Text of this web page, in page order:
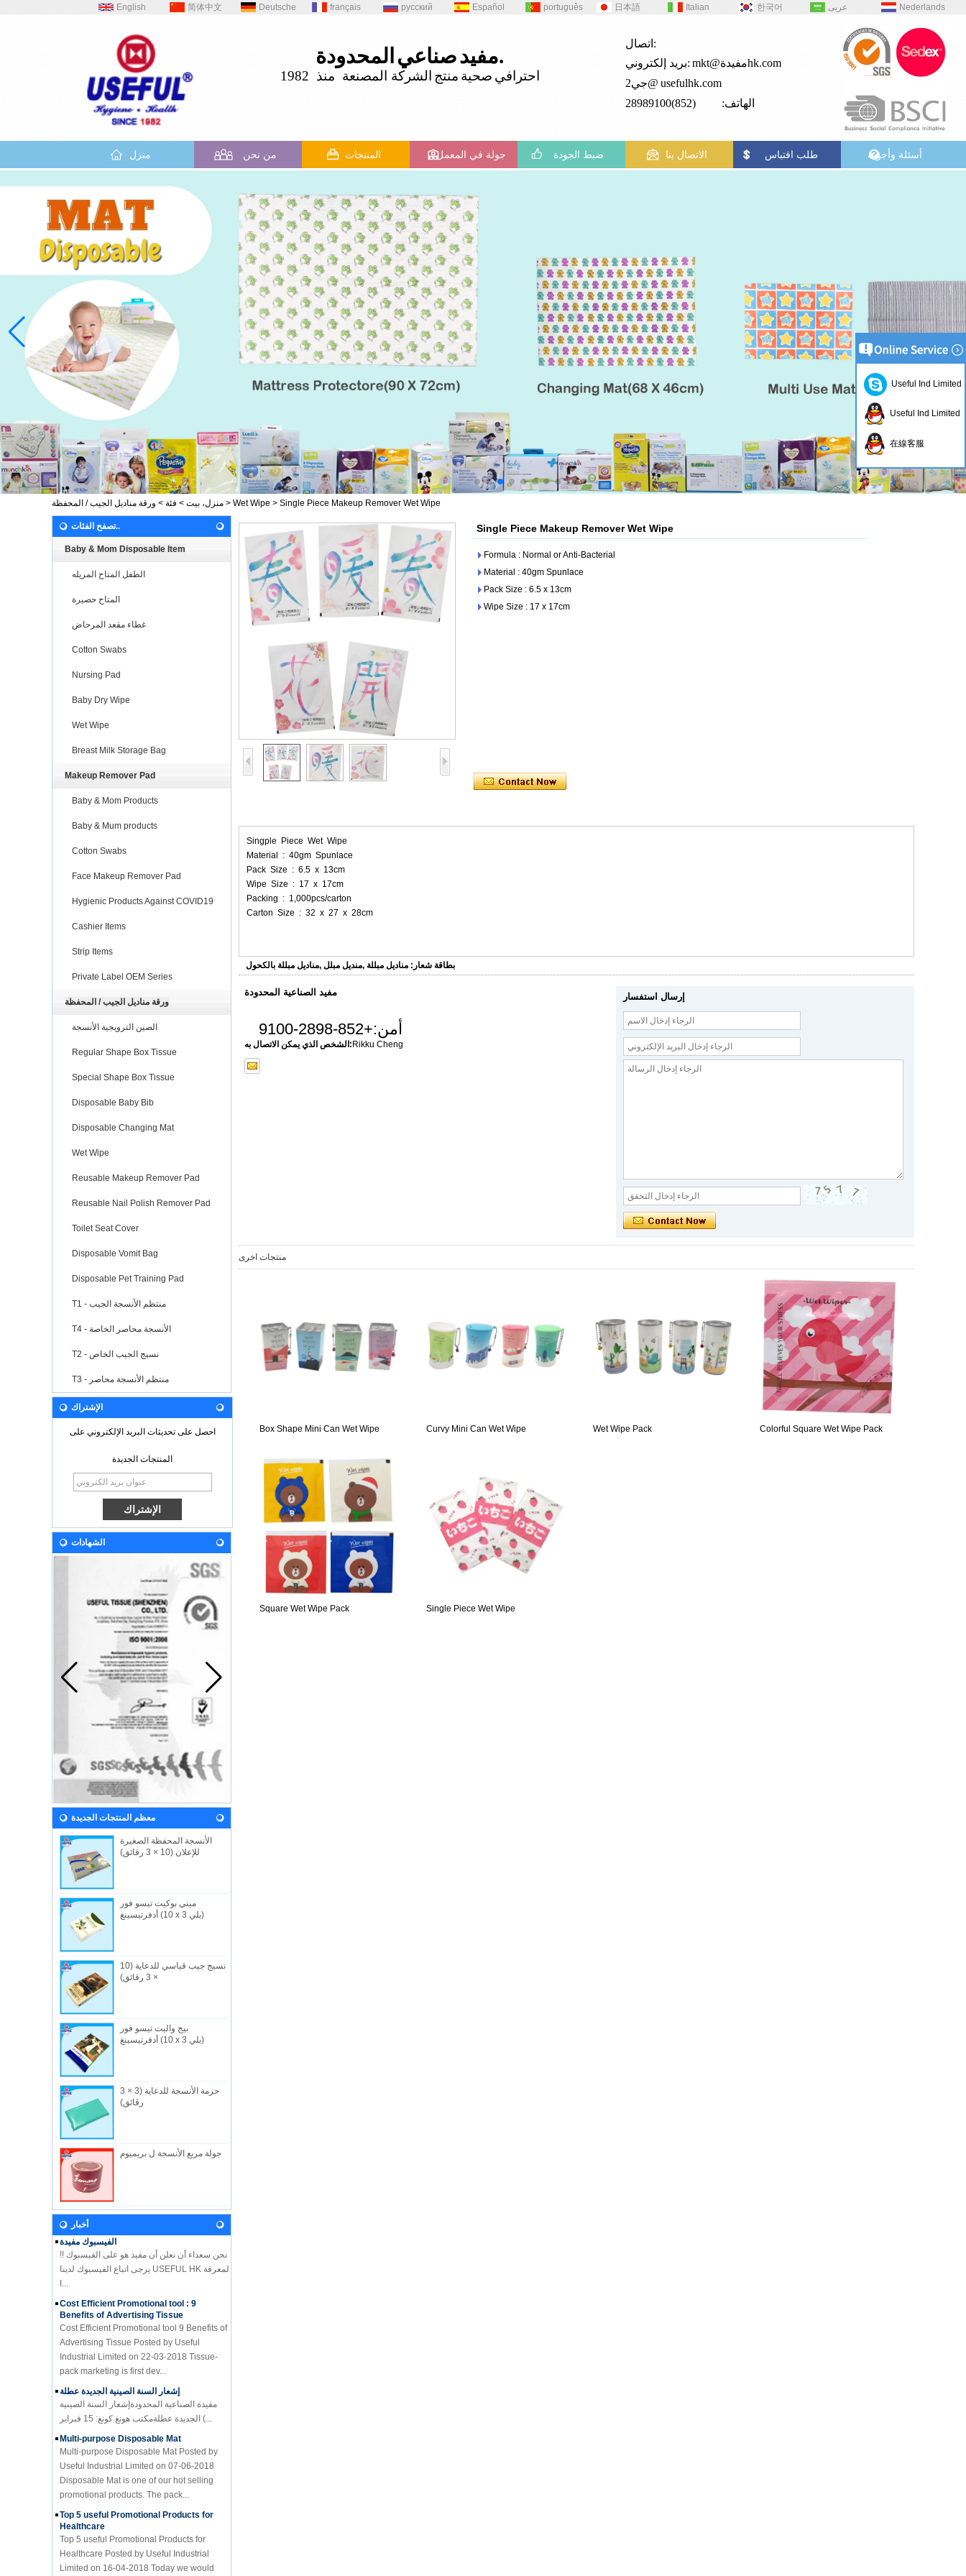
English 简体中文 Deutsche français русский Español português 日本語 Italian 한국어 عربى Nederlands
مفيدصناعي المحدودة.
احترافي صحية منتج الشركة المصنعة منذ 1982
اتصال:
بريد إلكتروني:
mkt@مفيدةhk.com
جي2@ usefulhk.com
الهاتف: (852)28989100
منزل من نحن المنتجات جولة في المعمل ضبط الجودة الاتصال بنا طلب اقتباس أسئلة وأجوبة
منزل، بيت > فئة > ورقة مناديل الجيب / المحفظة > Wet Wipe > Single Piece Makeup Remover Wet Wipe
تصفح الفئات..
Baby & Mom Disposable Item
الطفل المتاح المريله
المتاح حصيرة
غطاء مقعد المرحاض
Cotton Swabs
Nursing Pad
Baby Dry Wipe
Wet Wipe
Breast Milk Storage Bag
Makeup Remover Pad
Baby & Mom Products
Baby & Mum products
Cotton Swabs
Face Makeup Remover Pad
Hygienic Products Against COVID19
Cashier Items
Strip Items
Private Label OEM Series
ورقة مناديل الجيب / المحفظة
الصين الترويجية الأنسجة
Regular Shape Box Tissue
Special Shape Box Tissue
Disposable Baby Bib
Disposable Changing Mat
Wet Wipe
Reusable Makeup Remover Pad
Reusable Nail Polish Remover Pad
Toilet Seat Cover
Disposable Vomit Bag
Disposable Pet Training Pad
T1 - منتظم الأنسجة الجيب
T4 - الأنسجة محاصر الخاصة
T2 - نسيج الجيب الخاص
T3 - منتظم الأنسجة محاصر
الإشتراك
احصل على تحديثات البريد الإلكتروني على
المنتجات الجديدة
الشهادات
معظم المنتجات الجديدة
الأنسجة المحفظة الصغيرة
للإعلان (10 × 3 رقائق)
ميني بوكيت تيسو فور
أدفرتيسينغ (10 x 3 بلي)
نسيج جيب قياسي للدعاية (10
× 3 رقائق)
بيج واليت تيسو فور
أدفرتيسينغ (10 x 3 بلي)
حزمة الأنسجة للدعاية (3 × 3
رقائق)
جولة مربع الأنسجة ل بريميوم
أخبار
من نحن
الصناعية المفيدة المحدودة ، تاسست في 1982 ،
هي شركه مصنعه في هونج كونج متخصصة في
المن...
أخبار
ونحن نتطلع إلى رؤيتكم هناك! هون هونغ الطفل
...
رؤيتنا
وفي المستقبل ، ستستمر الفائدة في تطوير
المبادئ والقيم المستمدة من اسم الشركة
وشعا...
الفيسبوك مفيدة
نحن سعداء أن نعلن أن مفيد هو على الفيسبوك !!
يرجى اتباع الفيسبوك لدينا USEFUL HK لمعرفة
ا...
Cost Efficient Promotional tool : 9
Benefits of Advertising Tissue
Cost Efficient Promotional tool 9 Benefits of
Advertising Tissue Posted by Useful
Industrial Limited on 22-03-2018 Tissue-
pack marketing is first dev...
إشعار السنة الصينية الجديدة عطلة
مفيدة الصناعية المحدودةإشعار السنة الصينية
الجديدة عطلةمكتب هونغ كونغ: 15 فبراير (...
Multi-purpose Disposable Mat
Multi-purpose Disposable Mat Posted by
Useful Industrial Limited on 07-06-2018
Disposable Mat is one of our hot selling
promotional products. The pack...
Top 5 useful Promotional Products for
Healthcare
Top 5 useful Promotional Products for
Healthcare Posted by Useful Industrial
Limited on 16-04-2018 Today we would
like to recommend five useful promot...
Single Piece Makeup Remover Wet Wipe
Formula : Normal or Anti-Bacterial
Material : 40gm Spunlace
Pack Size : 6.5 x 13cm
Wipe Size : 17 x 17cm
Singple Piece Wet Wipe
Material : 40gm Spunlace
Pack Size : 6.5 x 13cm
Wipe Size : 17 x 17cm
Packing : 1,000pcs/carton
Carton Size : 32 x 27 x 28cm
بطاقة شعار: مناديل مبللة ,منديل مبلل ,مناديل مبللة بالكحول
مفيد الصناعية المحدودة
أمن:+852-2898-9100
الشخص الذي يمكن الاتصال به:Rikku Cheng
إرسال استفسار
منتجات اخرى
Box Shape Mini Can Wet Wipe Curvy Mini Can Wet Wipe Wet Wipe Pack Colorful Square Wet Wipe Pack
Square Wet Wipe Pack Single Piece Wet Wipe
Useful Ind Limited
Useful Ind Limited
在線客服